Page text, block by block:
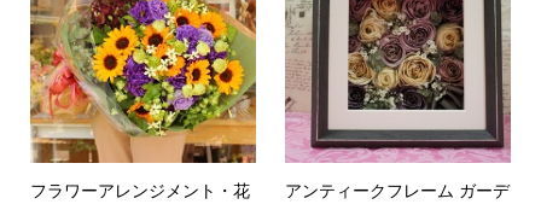
フラワーアレンジメント・花
アンティークフレーム ガーデ